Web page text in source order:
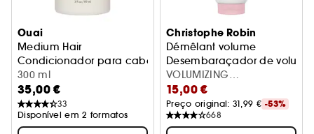
Ouai
Medium Hair
Condicionador para cabelo médio
300 ml
35,00 €
33
Disponível em 2 formatos
Christophe Robin
Démêlant volume
Desembaraçador de
VOLUMIZING
CONDITIONER ROSE
EXTRACTS
15,00 €
Preço original: 31,99 € -53%
668